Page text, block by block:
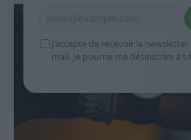
J’accepte de recevoir la
mail. Je pourrai me désinscrire à